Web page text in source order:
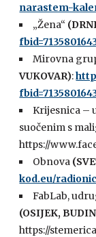
narastem-
„Žena“
Mirovna
VUKOVAR):
Krijesnica –
suočenim s
https://
Obnova
kod.eu/
FabLab,
(OSIJEK,
https://